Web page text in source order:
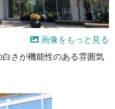
画像をもっと見る
さが機能性のある雰囲気